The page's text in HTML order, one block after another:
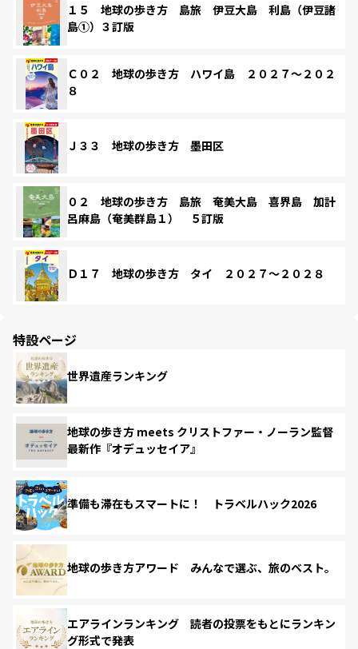
１５ 地球の歩き方 島旅 伊豆大島 利島（伊豆諸
島①）３訂版
Ｃ０２ 地球の歩き方 ハワイ島 ２０２７～２０２
８
Ｊ３３ 地球の歩き方 墨田区
０２ 地球の歩き方 島旅 奄美大島 喜界島 加計
呂麻島（奄美群島１） ５訂版
Ｄ１７ 地球の歩き方 タイ ２０２７～２０２８
特設ページ
世界遺産ランキング
地球の歩き方 meets クリストファー・ノーラン監督
最新作『オデュッセイア』
準備も滞在もスマートに！ トラベルハック2026
地球の歩き方アワード みんなで選ぶ、旅のベスト。
エアラインランキング 読者の投票をもとにランキン
グ形式で発表